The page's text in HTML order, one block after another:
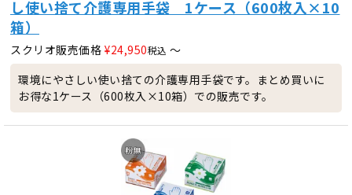
し使い捨て介護専用手袋 1ケース（600枚入×10
箱）
スクリオ販売価格 ¥24,950税込 〜
環境にやさしい使い捨ての介護専用手袋です。まとめ買いに
お得な1ケース（600枚入×10箱）での販売です。